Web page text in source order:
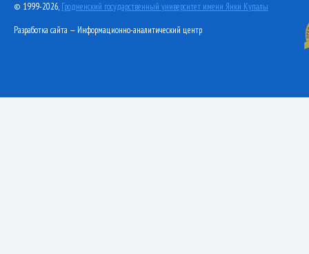
© 1999-2026, Гродненский государственный университет имени Янки Купалы
Разработка сайта — Информационно-аналитический центр